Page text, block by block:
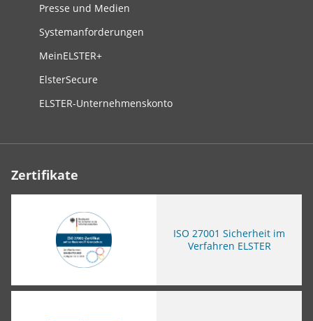
Presse und Medien
Systemanforderungen
MeinELSTER+
ElsterSecure
ELSTER-Unternehmenskonto
Zertifikate
ISO 27001 Sicherheit im
Verfahren ELSTER